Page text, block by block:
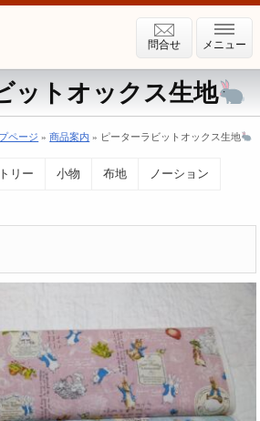
メニュー
問合せ
ットオックス生地
ページ »商品案内 » ピーターラビットオックス生地
リー 小物 布地 ノーション